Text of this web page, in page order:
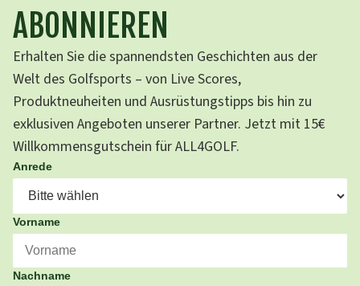
ABONNIEREN
Erhalten Sie die spannendsten Geschichten aus der
Welt des Golfsports – von Live Scores,
Produktneuheiten und Ausrüstungstipps bis hin zu
exklusiven Angeboten unserer Partner. Jetzt mit 15€
Willkommensgutschein für ALL4GOLF.
Anrede
Vorname
Nachname